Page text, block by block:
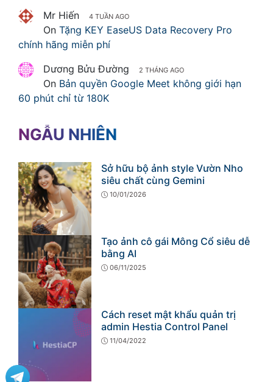
Mr Hiến
4 TUẦN AGO
On Tặng KEY EaseUS Data Recovery Pro
chính hãng miễn phí
Dương Bửu Đường
2 THÁNG AGO
On Bản quyền Google Meet không giới hạn
60 phút chỉ từ 180K
NGẪU NHIÊN
Sở hữu bộ ảnh style Vườn Nho
siêu chất cùng Gemini
10/01/2026
Tạo ảnh cô gái Mông Cổ siêu dễ
bằng AI
06/11/2025
Cách reset mật khẩu quản trị
admin Hestia Control Panel
11/04/2022